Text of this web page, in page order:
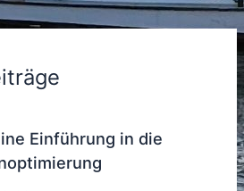
Einführung in die